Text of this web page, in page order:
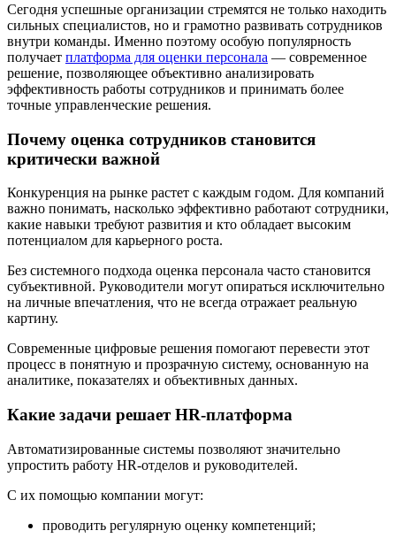
Сегодня успешные организации стремятся не только находить
сильных специалистов, но и грамотно развивать сотрудников
внутри команды. Именно поэтому особую популярность
получает платформа для оценки персонала — современное
решение, позволяющее объективно анализировать
эффективность работы сотрудников и принимать более
точные управленческие решения.
Почему оценка сотрудников становится
критически важной
Конкуренция на рынке растет с каждым годом. Для компаний
важно понимать, насколько эффективно работают сотрудники,
какие навыки требуют развития и кто обладает высоким
потенциалом для карьерного роста.
Без системного подхода оценка персонала часто становится
субъективной. Руководители могут опираться исключительно
на личные впечатления, что не всегда отражает реальную
картину.
Современные цифровые решения помогают перевести этот
процесс в понятную и прозрачную систему, основанную на
аналитике, показателях и объективных данных.
Какие задачи решает HR-платформа
Автоматизированные системы позволяют значительно
упростить работу HR-отделов и руководителей.
С их помощью компании могут:
проводить регулярную оценку компетенций;